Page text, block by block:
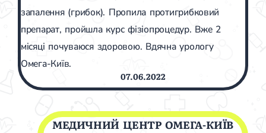
запалення (грибок). Пропила протигрибковий
препарат, пройшла курс фізіопроцедур. Вже 2
місяці почуваюся здоровою. Вдячна урологу
Омега-Київ.
МЕДИЧНИЙ ЦЕНТР ОМЕГА-КИЇВ
07.06.2022